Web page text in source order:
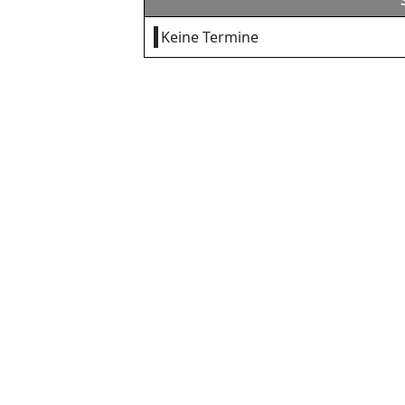
Keine Termine